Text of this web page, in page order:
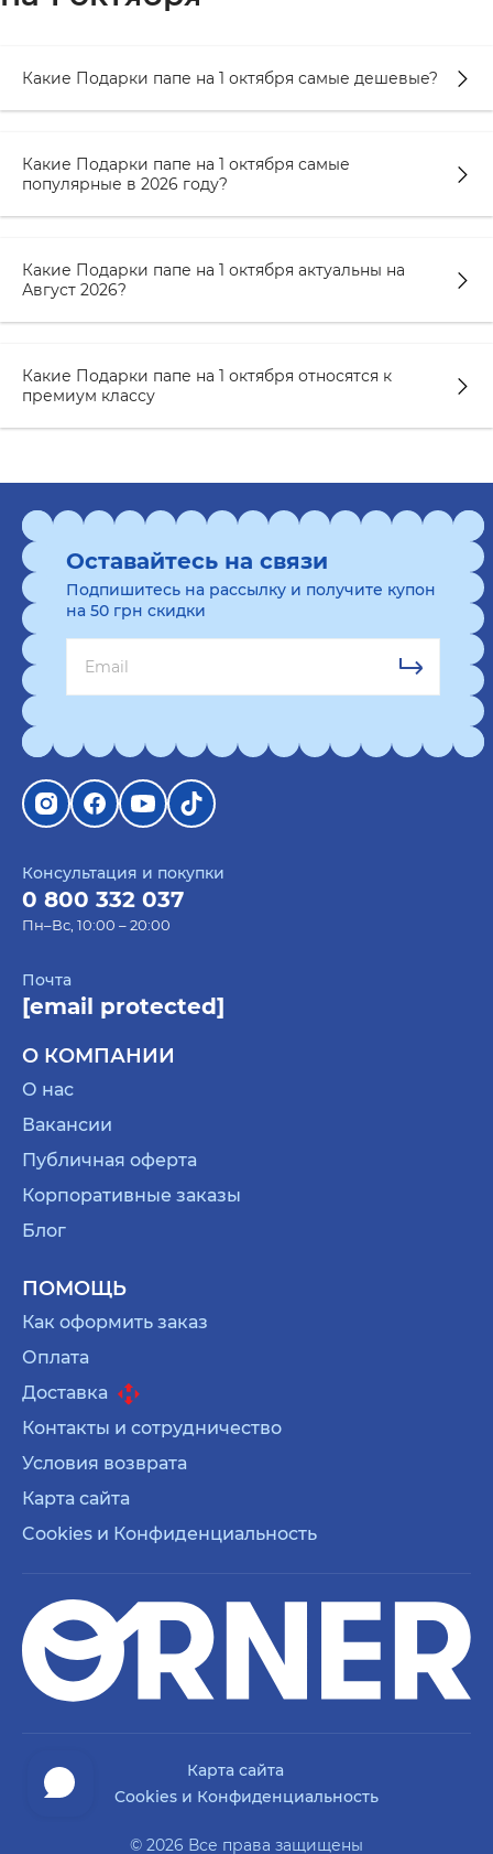
Какие Подарки папе на 1 октября самые дешевые?
Какие Подарки папе на 1 октября самые
популярные в 2026 году?
Какие Подарки папе на 1 октября актуальны на
Август 2026?
Какие Подарки папе на 1 октября относятся к
премиум классу
Консультация и покупки
0 800 332 037
Пн–Вс, 10:00 – 20:00
Почта
[email protected]
О КОМПАНИИ
О нас
Вакансии
Публичная оферта
Корпоративные заказы
Блог
ПОМОЩЬ
Как оформить заказ
Оплата
Доставка
Контакты и сотрудничество
Условия возврата
Карта сайта
Cookies и Конфиденциальность
Оставайтесь на связи
Подпишитесь на рассылку и получите купон
на 50 грн скидки
© 2026 Все права защищены
Карта сайта
Cookies и Конфиденциальность